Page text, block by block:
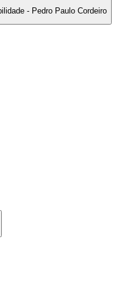
- Pedro Paulo Cordeiro